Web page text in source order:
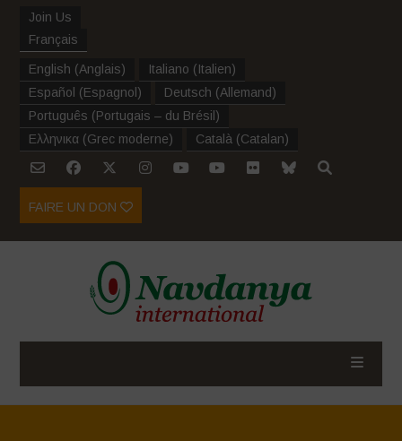
Join Us
Français
English (Anglais) Italiano (Italien)
Español (Espagnol ) Deutsch (Allemand)
Português (Portugais – du Brésil )
Ελληνικα (Grec moderne) Català (Catalan)
FAIRE UN DON